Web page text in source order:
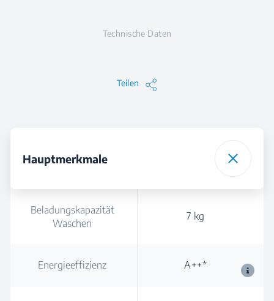
Technische Daten
Teilen
Hauptmerkmale
Beladungskapazität
Waschen
7 kg
Energieeffizienz A++*